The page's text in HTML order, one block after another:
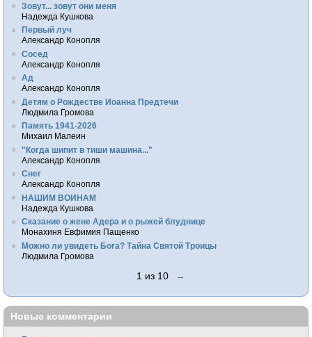
Зовут... зовут они меня
Надежда Кушкова
Первый луч
Александр Конопля
Сосед
Александр Конопля
Ад
Александр Конопля
Детям о Рождестве Иоанна Предтечи
Людмила Громова
Память 1941-2026
Михаил Малеин
"Когда шипит в тиши машина..."
Александр Конопля
Снег
Александр Конопля
НАШИМ ВОИНАМ
Надежда Кушкова
Сказание о жене Адера и о рыжей блуднице
Монахиня Евфимия Пащенко
Можно ли увидеть Бога? Тайна Святой Троицы
Людмила Громова
1 из 10 →
Новые комментарии